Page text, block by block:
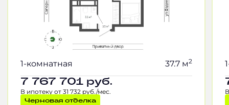
1-комнатная 37.7 м2
7 767 701 руб.
В ипотеку от 31 732 руб./мес.
Черновая отделка